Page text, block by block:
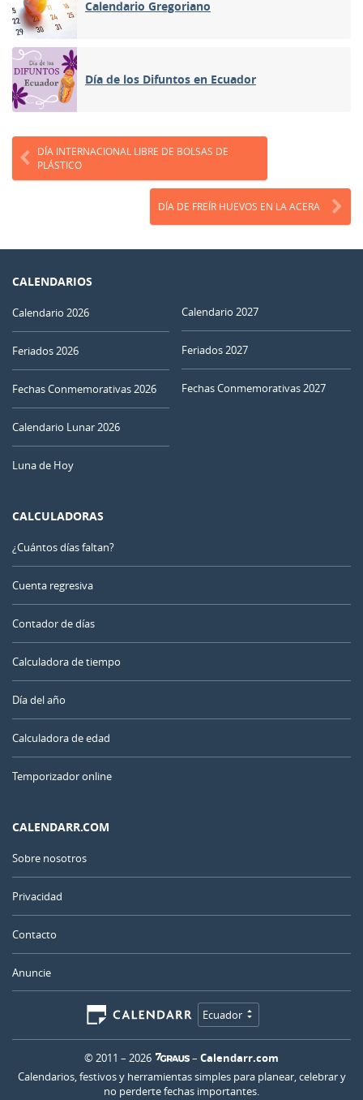
Calendario Gregoriano
Día de los Difuntos en Ecuador
DÍA INTERNACIONAL LIBRE DE BOLSAS DE
PLÁSTICO
DÍA DE FREÍR HUEVOS EN LA ACERA
CALENDARIOS
Calendario 2026
Feriados 2026
Fechas Conmemorativas 2026
Calendario Lunar 2026
Luna de Hoy
Calendario 2027
Feriados 2027
Fechas Conmemorativas 2027
CALCULADORAS
¿Cuántos días faltan?
Cuenta regresiva
Contador de días
Calculadora de tiempo
Día del año
Calculadora de edad
Temporizador online
CALENDARR.COM
Sobre nosotros
Privacidad
Contacto
Anuncie
Ecuador
© 2011 – 2026 – Calendarr.com
Calendarios, festivos y herramientas simples para planear, celebrar y
no perderte fechas importantes.